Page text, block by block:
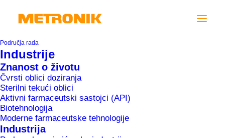
Područja rada
Industrije
Znanost o životu
Čvrsti oblici doziranja
Sterilni tekući oblici
Aktivni farmaceutski sastojci (API)
Biotehnologija
Moderne farmaceutske tehnologije
Industrija